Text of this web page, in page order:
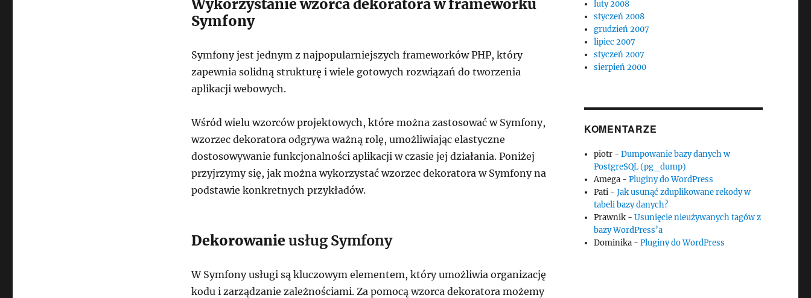
Wykorzystanie wzorca dekoratora w frameworku
Symfony
Symfony jest jednym z najpopularniejszych frameworków PHP, który
zapewnia solidną strukturę i wiele gotowych rozwiązań do tworzenia
aplikacji webowych.
Wśród wielu wzorców projektowych, które można zastosować w Symfony,
wzorzec dekoratora odgrywa ważną rolę, umożliwiając elastyczne
dostosowywanie funkcjonalności aplikacji w czasie jej działania. Poniżej
przyjrzymy się, jak można wykorzystać wzorzec dekoratora w Symfony na
podstawie konkretnych przykładów.
Dekorowanie usług Symfony
W Symfony usługi są kluczowym elementem, który umożliwia organizację
kodu i zarządzanie zależnościami. Za pomocą wzorca dekoratora możemy
luty 2008
styczeń 2008
grudzień 2007
lipiec 2007
styczeń 2007
sierpień 2000
KOMENTARZE
piotr -Dumpowanie bazy danych w
PostgreSQL (pg_dump)
Amega -Pluginy do WordPress
Pati -Jak usunąć zduplikowane rekody w
tabeli bazy danych?
Prawnik -Usunięcie nieużywanych tagów z
bazy WordPress’a
Dominika -Pluginy do WordPress